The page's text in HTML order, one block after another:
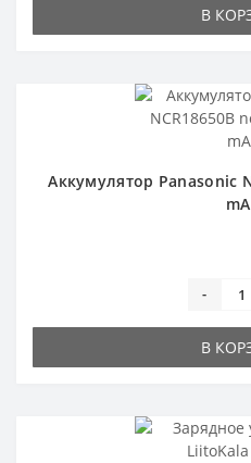
В
Аккумулятор Panasonic
-
В